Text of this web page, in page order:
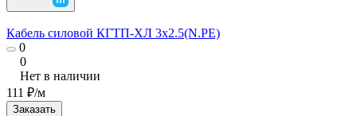
Кабель силовой КГТП-ХЛ 3х2.5(N.PE)
0
0
Нет в наличии
111 ₽/м
Заказать